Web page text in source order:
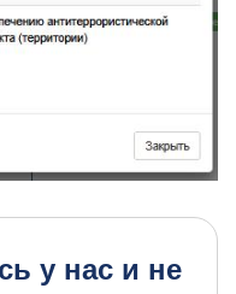
у нас и не